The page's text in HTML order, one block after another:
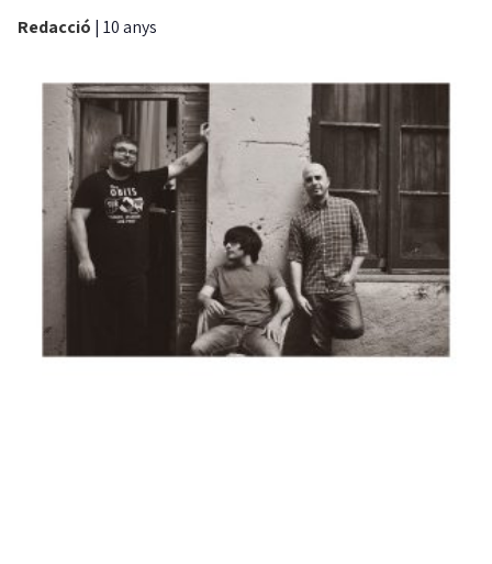
Redacció | 10 anys